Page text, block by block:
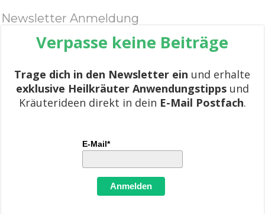
Newsletter Anmeldung
Verpasse keine Beiträge
Trage dich in den Newsletter ein und erhalte
exklusive Heilkräuter Anwendungstippsund
Kräuterideen direkt in dein E-Mail Postfach.
E-Mail*
Anmelden